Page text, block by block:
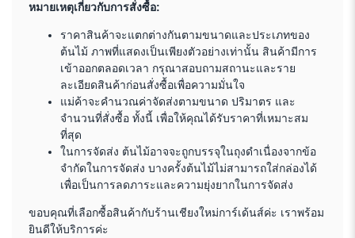
หมายเหตุเกี่ยวกับการสั่งซื้อ:
ราคาสินค้าจะแตกต่างกันตามขนาดและประเภทของ
ต้นไม้ ภาพที่แสดงเป็นเพียงตัวอย่างเท่านั้น สินค้ามีการ
เข้าออกตลอดเวลา กรุณาสอบถามสถานะและราย
ละเอียดสินค้าก่อนสั่งซื้อเพื่อความมั่นใจ
แม่ค้าจะคำนวณค่าจัดส่งตามขนาด ปริมาตร และ
จำนวนที่สั่งซื้อ ทั้งนี้ เพื่อให้คุณได้รับราคาที่เหมาะสม
ที่สุด
ในการจัดส่ง ต้นไม้อาจจะถูกบรรจุในถุงดำเนื่องจากข้อ
จำกัดในการจัดส่ง บางครั้งต้นไม้ไม่สามารถใส่กล่องได้
เพื่อเป็นการลดภาระและความยุ่งยากในการจัดส่ง
ขอบคุณที่เลือกซื้อสินค้ากับร้านเชียงใหม่การ์เด้นส์ค่ะ เราพร้อม
ยินดีให้บริการค่ะ